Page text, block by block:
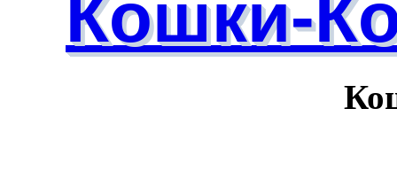
Кошки-
Кошачий